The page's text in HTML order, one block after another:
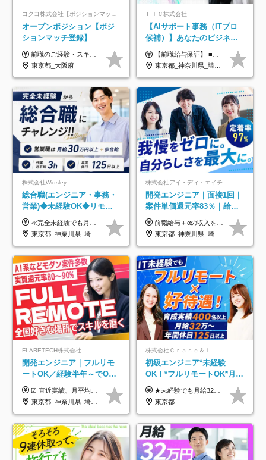
コクヨ株式会社【ポジションマッチ登録】
オープンポジション【ポジ
ションマッチ登録】
前職のご経験・スキル等を考慮して決定します。
東京都_大阪府
ＦＴＣ株式会社
【AIサポート事務（ITプロ
候補）】あなたのビジネス
経験をAI業界で活かす◆IT
未経験OK◆目指せるコンサ
ル
【前職給与保証】 ■未経験者： 月給30万円～35万円 ■ローキャリア（経験目安1年程度）： 月給35万円～40万円 ■経験者（経験目安3年以上）： 月給40万円～60万円 ■即戦力（経験目安5年以上）： 月給45万円～80万円 ※上記金額には固定残業代30時間分 【未経験者5万5000円～7万3000円、 ローキャリア6万4000円～7万3000円、 経験者5万8000円～10万9000円、 即戦力8万2000円～14万5000円】を含みます。 ※30時間を超える場合は追加で全額支給します。 ※経験・能力・前職給与などを総合的に評価したうえでご納得いただけるよう個別決定。 未経験者の場合、前職給与とポテンシャルを査定のうえ決定いたします。 ※日本国内でのIT業界経験、または同等の実務経験と能力に応じて決定します。 ※前職給与は日本円かつ、日本国内での実績に基づき評価します。 【納得の評価システム】 ★クォーター毎に査定する評価制度導入！ 明確な評価基準で翌年度年収を上げましょう！ ★評価対象期間に在籍中のほとんどの社員が昇給し 年収アップを実現しています！ ★様々なインセンティブ制度を用意し多角的に正当評価しています！ ※試用期間6カ月（期間中の待遇等に差異なし）
東京都_神奈川県_埼玉県_千葉県
株式会社Widsley
総合職(エンジニア・事務・
営業)◆未経験OK◆リモー
トあり◆残業月3h◆服装髪
型自由
≪完全未経験でも月給40万円以上も可能です！≫ -------------- 【1】ITエンジニア 月給26万円～50万円＋プロジェクト手当＋資格手当 【2】IT事務、営業事務 月給26万円～50万円＋プロジェクト手当＋資格手当 ≪【1】【2】共通≫ ★上記給与には固定残業代20時間分(月3万719円～)を含みます。残業が超過した場合は、追加支給します(残業は月平均3時間とほぼ発生しません。残業がなくても、固定残業代は支給されます) ★試用期間6ヵ月あり（期間中は月給23万1000円～。固定残業代20時間分3万719円～を含む／超過分は別途支給） -------------- 【3】SES営業、SaaS営業 月給30万円以上＋インセンティブ＋各種手当 ★上記給与には固定残業代45時間分(月7万6967円～)を含みます。残業が超過した場合は、追加支給します(残業は月平均3時間とほぼ発生しません。残業がなくても、固定残業代は支給されます) ★試用期間6ヵ月あり(期間中も給与や福利厚生は同じです)
東京都_神奈川県_埼玉県_千葉県_大阪府_愛知県_北海道_青森県_岩手県_宮城県_秋田県_山形県_福島県_茨城県_栃木県_群馬県_新潟県_山梨県_長野県_富山県_石川県_福井県_静岡県_岐阜県_三重県_兵庫県_京都府_滋賀県_奈良県_和歌山県_広島県_岡山県_鳥取県_島根県_山口県_徳島県_香川県_愛媛県_高知県_福岡県_熊本県_佐賀県_長崎県_大分県_宮崎県_鹿児島県_沖縄県
株式会社アイ・ディ・エイチ
開発エンジニア｜面接1回｜
案件単価還元率83％｜給与
UP保証｜年休140日｜在宅
利用率9割｜独立支援・副業
制度
前職給与＋αの収入を保証 月給42万円～120万円＋各種手当＋賞与 給与基準が明確かつ高還元です。 一人ひとりが安定した環境のもと、長く活躍できる職場を目指しています。 ※平均年収650万円 ・還元率83％ ・各種手当について 職能手当／職務手当／資格手当／営業手当 など ※前職での経験・能力、給与などを考慮の上、当社規定により優遇いたします ※試用期間あり（3ヶ月／期間中の条件に変動はありません） ※上記金額には固定残業代（78,948円～225,564円/月30時間分）を含みます 超過分は別途全額支給いたします ・年収UPを保証 過去には転職時に〈年収200万円UP〉したエンジニアも在籍しています。入社時だけでなく、入社後も安心の給与水準で働ける環境です。キャリアや技術力が正当に評価されていないと感じていたら、一度面接でお話ししましょう！ 当社では管理職の人数は最低限にし、無駄な管理をしません。その費用削減分を社員の給与に還元しています！
東京都_神奈川県_埼玉県_千葉県_大阪府_愛知県_北海道_青森県_岩手県_宮城県_秋田県_山形県_福島県_茨城県_栃木県_群馬県_新潟県_山梨県_長野県_富山県_石川県_福井県_静岡県_岐阜県_三重県_兵庫県_京都府_滋賀県_奈良県_和歌山県_広島県_岡山県_鳥取県_島根県_山口県_徳島県_香川県_愛媛県_高知県_福岡県_熊本県_佐賀県_長崎県_大分県_宮崎県_鹿児島県_沖縄県
FLARETECH株式会社
開発エンジニア｜フルリモ
ートOK／経験半年～でOK
／実質還元率80～90%／前
給保証／AI系など最先端案
件多数
☑︎ 直近実績、月平均17,000円の昇給 ☑︎ 前職給与100%保証 ☑︎ 実質還元率80～90% ☑︎ 待機時も給与は満額支給 月給35万円～70万円＋交通費など各種手当 ※想定年収：4,200,000円～10,560,000円 ※経験・能力等を考慮の上で決定します。 ※上記金額には、みなし残業手当（50時間分・104,000円～212,000円）を含みます。超過分は別途追加支給します。 ┗残業時間は月平均10時間、多い時でも20時間程度と安定しております ★単価連動型の給与体系ではないため、万が一待機になってもその間の給与は満額支給しています。 ＜1年間の昇給事例をご紹介！＞ ・20代/フロントエンドエンジニア：月給274,000円→月給362,000円（＋88,000円/月） ・20代/iOSエンジニア：月給237,000円→月給287,000円（＋50,000円/月） ・20代/Androidエンジニア：月給316,000円→月給374,000円（＋58,000円/月） ・30代/Javaエンジニア（上流）：月給340,000円→月給418,000円（＋78,000円/月） ・30代/PMO：月給340,000円→月給418,000円（＋78,000円/月）
東京都_神奈川県_埼玉県_千葉県_大阪府_愛知県_北海道_青森県_岩手県_宮城県_秋田県_山形県_福島県_茨城県_栃木県_群馬県_新潟県_山梨県_長野県_富山県_石川県_福井県_静岡県_岐阜県_三重県_兵庫県_京都府_滋賀県_奈良県_和歌山県_広島県_岡山県_鳥取県_島根県_山口県_徳島県_香川県_愛媛県_高知県_福岡県_熊本県_佐賀県_長崎県_大分県_宮崎県_鹿児島県_沖縄県
株式会社Ｃｒａｎｅ＆Ｉ
初級エンジニア*未経験
OK！*フルリモートOK*月給
32万～*残業月9.8h*1ヶ月の
研修*資格取得率100％
★未経験でも月給32万円スタート★ 月収32万円～35万円＋各種手当（資格手当だけで毎月15万の上乗せ実績あり！） ★資格手当豊富！1資格につき最大3万円支給 ★功績手当の導入で、毎月のお給与に上乗せで最大10万円支給している社員も！ ★1回の昇級で年収数十万UPも可 ★ゆくゆくは年収1000万以上も目指せる 年俸384万円～1,162万8,000円（12分割） ※経験・スキルを考慮の上決定します ※上記金額には固定残業代（月30h分・60,800円～66,500円）を含みます ※超過分は別途全額支給します ※試用期間2ヶ月間あり（その他待遇に差異はありません）
東京都